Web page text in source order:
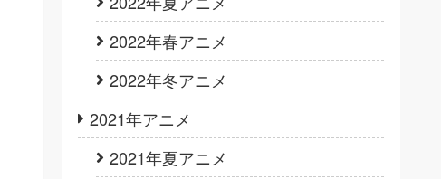
2022年春アニメ
2022年冬アニメ
2021年アニメ
2021年夏アニメ